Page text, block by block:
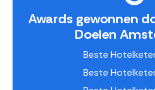
Awards gewonnen
Doelen
Beste
Beste